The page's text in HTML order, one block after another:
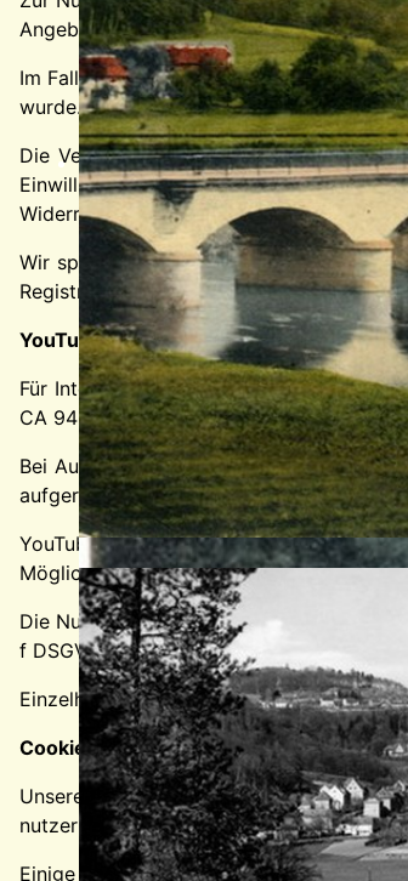
Angebotes oder Dienstes. Bei der
Im Falle wichtiger Änderungen, etwa aus
wurde.
Die Verarbeitung der bei der
Einwilligung ist jederzeit möglich. Für
Widerruf unberührt.
Wir speichern die bei der Registrierung
Registrierung aufheben. Gesetzliche
YouTube
Für Integration und Darstellung von
CA 94066, USA.
Bei Aufruf einer Seite mit integriertem
aufgerufen haben.
YouTube kann Ihr Surfverhalten direkt
Möglichkeit, dies zu unterbinden.
Die Nutzung von YouTube erfolgt im
f DSGVO dar.
Einzelheiten zum Umgang mit
Cookies
Unsere Website verwendet Cookies.
nutzerfreundlicher, effektiver und
Einige Cookies sind “Session-Cookies.”